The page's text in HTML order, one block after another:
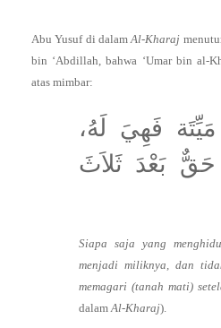
Abu Yusuf di dalamAl-Kharaj
bin ‘Abdillah, bahwa ‘Umar bin al-
atas mimbar:
فَهِيَ لَهُ،
بَعْدَ ثَلاَثَ
Siapa saja yang
menjadi miliknya, dan
memagari (tanah mati)
dalamAl-Kharaj).